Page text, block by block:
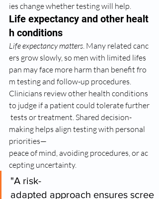
ies change whether testing will help.
Life expectancy and other healt
h conditions
Life expectancy matters. Many related canc
ers grow slowly, so men with limited lifes
pan may face more harm than benefit fro
m testing and follow-up procedures.
Clinicians review other health conditions
to judge if a patient could tolerate further
tests or treatment. Shared decision-
making helps align testing with personal
priorities—
peace of mind, avoiding procedures, or ac
cepting uncertainty.
"A risk-
adapted approach ensures scree